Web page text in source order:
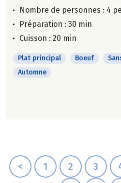
Nombre de personnes : 4
Préparation : 30 min
Cuisson : 20 min
Plat principal Boeuf
Automne
< 1 2 3